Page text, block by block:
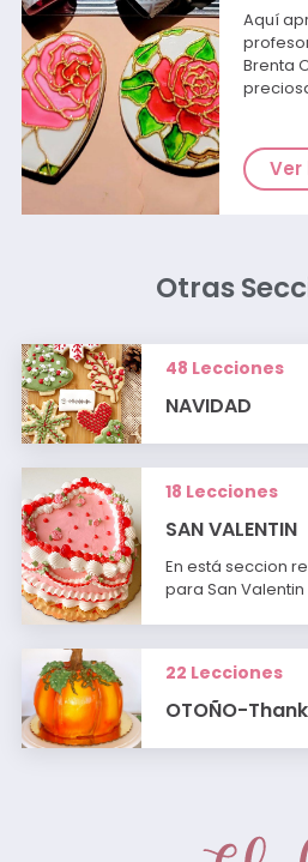
Aquí
Brenta
Ver
Otras
48 Lecciones
NAVIDAD
18 Lecciones
SAN VALENTIN
En está seccion
para San Valentin
22 Lecciones
OTOÑO-